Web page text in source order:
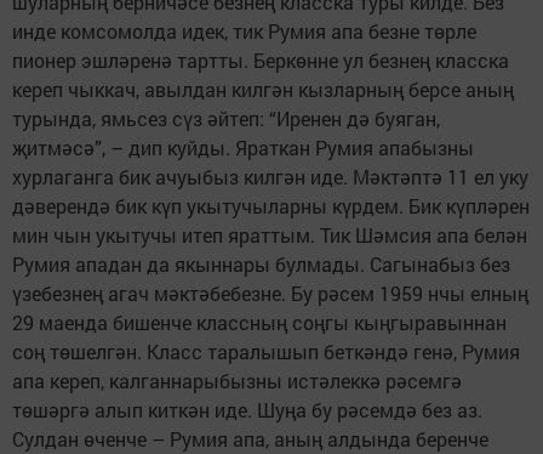
инде комсомолда идек, тик Румия апа безне төрле
пионер эшләренә тартты. Беркөнне ул безнең класска
кереп чыккач, авылдан килгән кызларның берсе аның
турында, ямьсез сүз әйтеп: “Иренен дә буяган,
җитмәсә”, – дип куйды. Яраткан Румия апабызны
хурлаганга бик ачуыбыз килгән иде. Мәктәптә 11 ел уку
дәверендә бик күп укытучыларны күрдем. Бик күпләрен
мин чын укытучы итеп яраттым. Тик Шәмсия апа белән
Румия ападан да якыннары булмады. Сагынабыз без
үзебезнең агач мәктәбебезне. Бу рәсем 1959 нчы елның
29 маенда бишенче классның соңгы кыңгыравыннан
соң төшелгән. Класс таралышып беткәндә генә, Румия
апа кереп, калганнарыбызны истәлеккә рәсемгә
төшәргә алып киткән иде. Шуңа бу рәсемдә без аз.
Сулдан өченче – Румия апа, аның алдында беренче